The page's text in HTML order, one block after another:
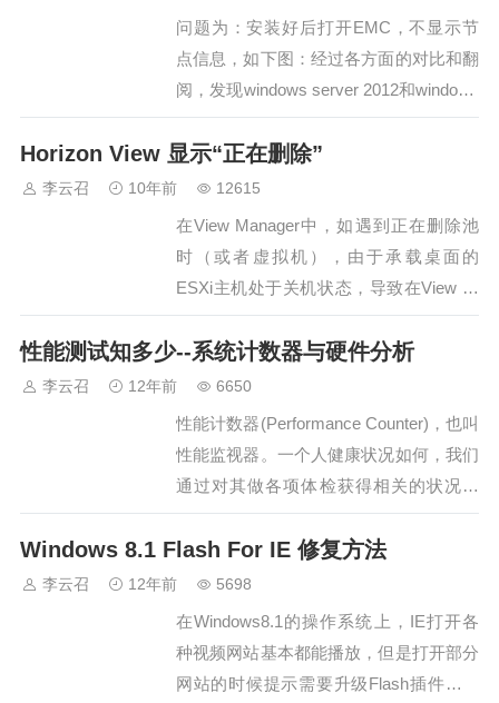
问题为：安装好后打开EMC，不显示节
点信息，如下图：经过各方面的对比和翻
阅，发现windows server 2012和windows
8的mmc版本与exchange 2010 需求版本
不一致，这个时候，就需要通过其他手段
强制加MMC了。将一下文件，保存为
BAT文件，然后使用管理员运行，即可…
Horizon View 显示“正在删除”
李云召 10年前 12615
在View Manager中，如遇到正在删除池
时（或者虚拟机），由于承载桌面的
ESXi主机处于关机状态，导致在View 管
理控制台删除池失败，并出现大量处
于"正在删除"状态的桌面。等待ESXi启动
后，只删除了一部分的桌面，多数桌面仍
然"正在删除"。再次删除，则…
性能测试知多少--系统计数器与硬件分析
李云召 12年前 6650
性能计数器(Performance Counter)，也叫
性能监视器。一个人健康状况如何，我们
通过对其做各项体检获得相关的状况指
标，如血压、心跳，肺活量等。那么在做
性能测试过程中，整个系统的软硬件进行
监控也必不可少，监控所获得的数据也是
我们分析系统性能的主要依据。在整个系
统中，对于不同的软件和硬件，…
Windows 8.1 Flash For IE 修复方法
李云召 12年前 5698
在Windows8.1的操作系统上，IE打开各
种视频网站基本都能播放，但是打开部分
网站的时候提示需要升级Flash插件或者